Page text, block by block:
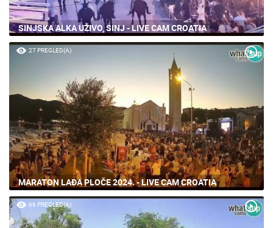
SINJSKA ALKA UŽIVO, SINJ - LIVE CAM CROATIA
27 PREGLED(A)
MARATON LAĐA PLOČE 2024. - LIVE CAM CROATIA
66 PREGLED(A)